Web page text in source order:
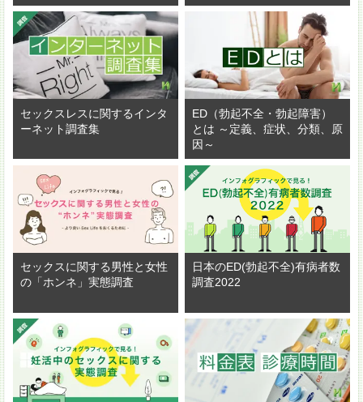
器に盛り付け、好みでクレソンを添える。
セックスレスに関するインタ
ーネット調査集
ED（勃起不全・勃起障害）
とは ～定義、症状、分類、原
因～
セックスに関する男性と女性
の「ホンネ」実態調査
日本のED(勃起不全)有病者数
調査2022